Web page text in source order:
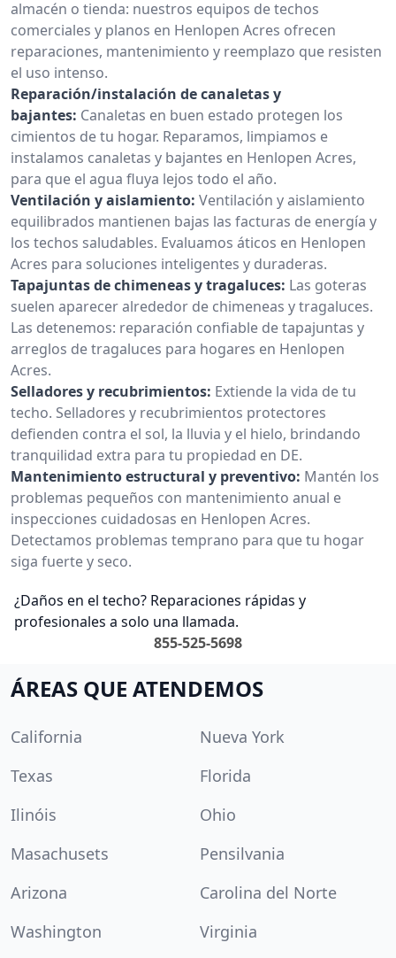
almacén o tienda: nuestros equipos de techos
comerciales y planos en Henlopen Acres ofrecen
reparaciones, mantenimiento y reemplazo que resisten
el uso intenso.
Reparación/instalación de canaletas y
bajantes: Canaletas en buen estado protegen los
cimientos de tu hogar. Reparamos, limpiamos e
instalamos canaletas y bajantes en Henlopen Acres,
para que el agua fluya lejos todo el año.
Ventilación y aislamiento: Ventilación y aislamiento
equilibrados mantienen bajas las facturas de energía y
los techos saludables. Evaluamos áticos en Henlopen
Acres para soluciones inteligentes y duraderas.
Tapajuntas de chimeneas y tragaluces: Las goteras
suelen aparecer alrededor de chimeneas y tragaluces.
Las detenemos: reparación confiable de tapajuntas y
arreglos de tragaluces para hogares en Henlopen
Acres.
Selladores y recubrimientos: Extiende la vida de tu
techo. Selladores y recubrimientos protectores
defienden contra el sol, la lluvia y el hielo, brindando
tranquilidad extra para tu propiedad en DE.
Mantenimiento estructural y preventivo: Mantén los
problemas pequeños con mantenimiento anual e
inspecciones cuidadosas en Henlopen Acres.
Detectamos problemas temprano para que tu hogar
siga fuerte y seco.
¿Daños en el techo? Reparaciones rápidas y
profesionales a solo una llamada.
855-525-5698
ÁREAS QUE ATENDEMOS
California
Nueva York
Texas
Florida
Ilinóis
Ohio
Masachusets
Pensilvania
Arizona
Carolina del Norte
Washington
Virginia